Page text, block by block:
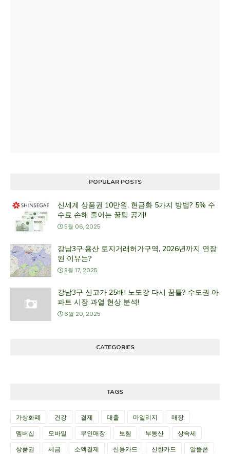
POPULAR POSTS
신세계 상품권 10만원, 현금화 5가지 방법? 5% 수
수료 손해 줄이는 꿀팁 공개!
5월 06, 2025
강남3구·용산 토지거래허가구역, 2026년까지 연장
된 이유는?
9월 17, 2025
강남3구 신고가 25배! 노도강 다시 꿈틀? 수도권 아
파트 시장 과열 현상 분석!
6월 20, 2025
CATEGORIES
TAGS
가상화폐 건강 결제 대출 마일리지
매장
멤버십
모바일 무인매장 보험 부동산
상속세
상품권
세금 소액결제 신용카드 신한카드
알뜰폰